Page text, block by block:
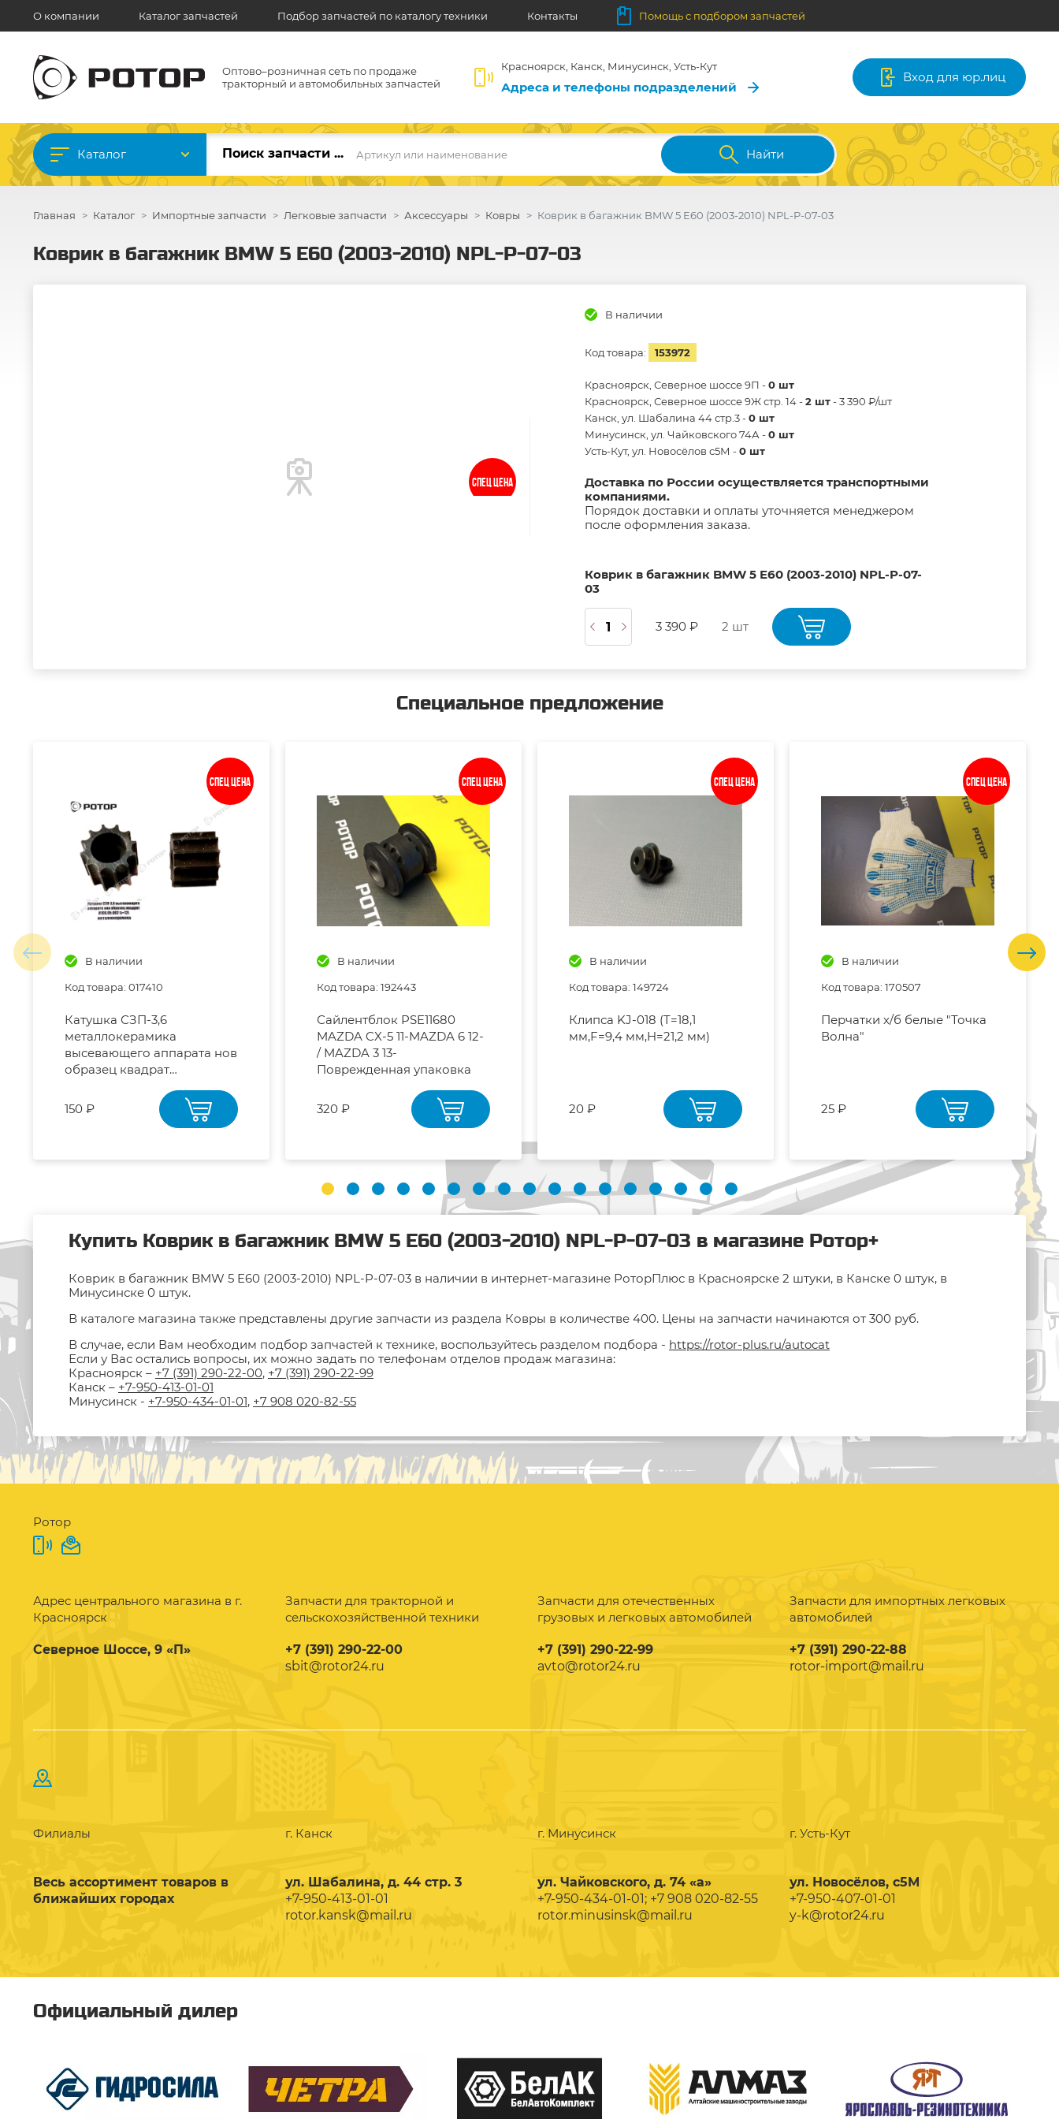
О компании Каталог запчастей Подбор запчастей по каталогу техники Контакты Помощь с подбором запчастей
Оптово–розничная сеть по продаже
тракторный и автомобильных запчастей
Красноярск, Канск, Минусинск, Усть-Кут
Адреса и телефоны подразделений
Вход для юр.лиц
Каталог Артикул или наименование Найти
Главная Каталог Импортные запчасти Легковые запчасти Аксессуары Ковры Коврик в багажник BMW 5 E60 (2003-2010) NPL-P-07-03
Коврик в багажник BMW 5 E60 (2003-2010) NPL-P-07-03
СПЕЦ ЦЕНА
В наличии
Код товара: 153972
Красноярск, Северное шоссе 9П -0 шт
Красноярск, Северное шоссе 9Ж стр. 14 -2 шт- 3 390 ₽/шт
Канск, ул. Шабалина 44 стр.3 -0 шт
Минусинск, ул. Чайковского 74А -0 шт
Усть-Кут, ул. Новосёлов с5М -0 шт
Доставка по России осуществляется транспортными
компаниями.
Порядок доставки и оплаты уточняется менеджером
после оформления заказа.
Коврик в багажник BMW 5 E60 (2003-2010) NPL-P-07-
03
3 390 ₽ 2 шт
Специальное предложение
Спец цена
В наличии
Код товара: 017410
Катушка СЗП-3,6
металлокерамика
высевающего аппарата нов
образец квадрат
150 ₽
Спец цена
В наличии
Код товара: 192443
Сайлентблок PSE11680
MAZDA CX-5 11-MAZDA 6 12-
/ MAZDA 3 13-
Поврежденная упаковка
320 ₽
Спец цена
В наличии
Код товара: 149724
Клипса KJ-018 (T=18,1
мм,F=9,4 мм,H=21,2 мм)
20 ₽
Спец цена
В наличии
Код товара: 170507
Перчатки х/б белые "Точка
Волна"
25 ₽
Купить Коврик в багажник BMW 5 E60 (2003-2010) NPL-P-07-03 в магазине Ротор+
Коврик в багажник BMW 5 E60 (2003-2010) NPL-P-07-03 в наличии в интернет-магазине РоторПлюс в Красноярске 2 штуки, в Канске 0 штук, в
Минусинске 0 штук.
В каталоге магазина также представлены другие запчасти из раздела Ковры в количестве 400. Цены на запчасти начинаются от 300 руб.
В случае, если Вам необходим подбор запчастей к технике, воспользуйтесь разделом подбора - https://rotor-plus.ru/autocat
Если у Вас остались вопросы, их можно задать по телефонам отделов продаж магазина:
Красноярск – +7 (391) 290-22-00, +7 (391) 290-22-99
Канск – +7-950-413-01-01
Минусинск - +7-950-434-01-01, +7 908 020-82-55
Ротор
Адрес центрального магазина в г.
Красноярск
Северное Шоссе, 9 «П»
Запчасти для тракторной и
сельскохозяйственной техники
+7 (391) 290-22-00
sbit@rotor24.ru
Запчасти для отечественных
грузовых и легковых автомобилей
+7 (391) 290-22-99
avto@rotor24.ru
Запчасти для импортных легковых
автомобилей
+7 (391) 290-22-88
rotor-import@mail.ru
Филиалы
Весь ассортимент товаров в
ближайших городах
г. Канск
ул. Шабалина, д. 44 стр. 3
+7-950-413-01-01
rotor.kansk@mail.ru
г. Минусинск
ул. Чайковского, д. 74 «а»
+7-950-434-01-01; +7 908 020-82-55
rotor.minusinsk@mail.ru
г. Усть-Кут
ул. Новосёлов, с5М
+7-950-407-01-01
y-k@rotor24.ru
Официальный дилер